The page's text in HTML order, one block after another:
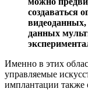
создаваться
данных
Именно в этих
управляемые
имплантации также